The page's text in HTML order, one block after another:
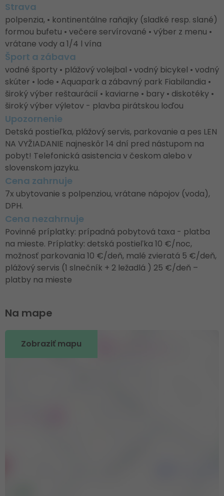
Strava
polpenzia, • kontinentálne raňajky (sladké resp. slané)
formou bufetu • večere servírované • výber z menu •
vrátane vody a 1/4 l vína
Šport a zábava
vodné športy • plážový volejbal • vodný bicykel • vodný
skúter • lode • Aquapark a zábavný park Fiabilandia •
široký výber reštaurácií • kaviarne • bary • diskotéky •
široký výber výletov - plavba pirátskou loďou
Upozornenie
Detská postieľka, plážový servis, parkovanie a pes LEN
NA VYŽIADANIE najneskôr 14 dní pred nástupom na
pobyt! Telefonická asistencia v českom alebo v
slovenskom jazyku.
Cena zahrnuje
7x ubytovanie s polpenziou, vrátane nápojov (voda),
DPH.
Cena nezahrnuje
Povinné príplatky: prípadná pobytová taxa - platba
na mieste. Príplatky: detská postieľka 10 €/noc,
možnosť parkovania 10 €/deň, malé zvieratá 5 €/deň,
plážový servis (1 slnečník + 2 ležadlá ) 25 €/deň –
platby na mieste
Na mape
Zobraziť mapu